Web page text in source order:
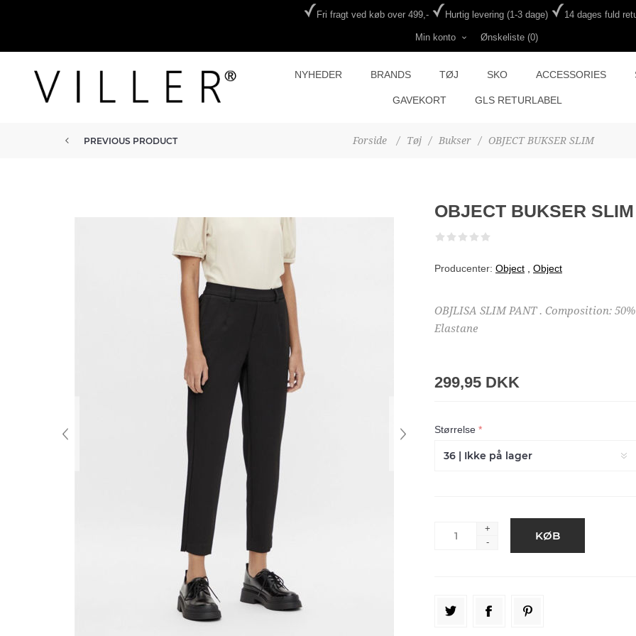
Fri fragt ved køb over 499,- Hurtig levering (1-3 dage) 14 dages fuld
Min konto Ønskeliste (0)
NYHEDER BRANDS TØJ SKO ACCESSORIES
GAVEKORT GLS RETURLABEL
Forside / Tøj / Bukser / OBJECT BUKSER SLIM
PREVIOUS PRODUCT
OBJECT BUKSER SLIM
Producenter: Object Object
OBJLISA SLIM PANT . Composition:
Elastane
299,95 DKK
Størrelse *
+
-